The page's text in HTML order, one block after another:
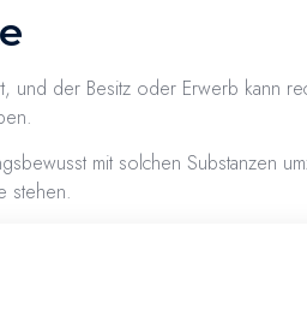
und der Besitz oder Erwerb kann
mit solchen Substanzen
stehen.